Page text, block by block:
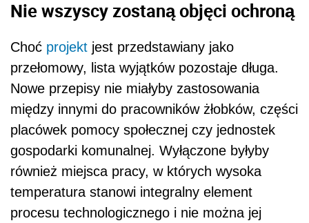
Nie wszyscy zostaną objęci ochroną
Choć projekt jest przedstawiany jako
przełomowy, lista wyjątków pozostaje długa.
Nowe przepisy nie miałyby zastosowania
między innymi do pracowników żłobków, części
placówek pomocy społecznej czy jednostek
gospodarki komunalnej. Wyłączone byłyby
również miejsca pracy, w których wysoka
temperatura stanowi integralny element
procesu technologicznego i nie można jej